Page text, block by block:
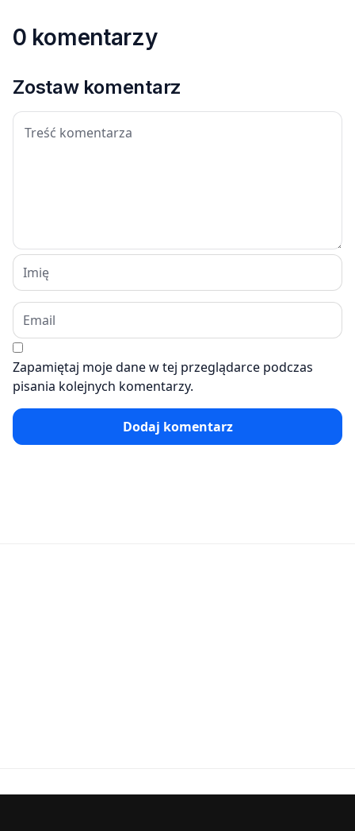
0 komentarzy
Zostaw komentarz
Zapamiętaj moje dane w tej przeglądarce podczas
pisania kolejnych komentarzy.
Dodaj komentarz